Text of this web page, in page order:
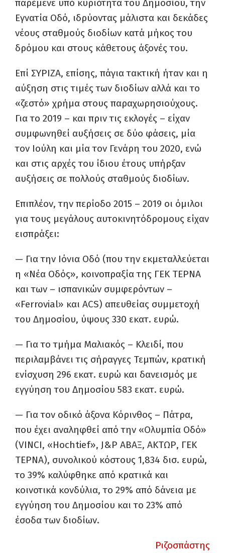
παρέμενε υπό κυριότητα του Δημοσίου, την
Εγνατία Οδό, ιδρύοντας μάλιστα και δεκάδες
νέους σταθμούς διοδίων κατά μήκος του
δρόμου και στους κάθετους άξονές του.
Επί ΣΥΡΙΖΑ, επίσης, πάγια τακτική ήταν και η
αύξηση στις τιμές των διοδίων αλλά και το
«ζεστό» χρήμα στους παραχωρησιούχους.
Για το 2019 – και πριν τις εκλογές – είχαν
συμφωνηθεί αυξήσεις σε δύο φάσεις, μία
τον Ιούλη και μία τον Γενάρη του 2020, ενώ
και στις αρχές του ίδιου έτους υπήρξαν
αυξήσεις σε πολλούς σταθμούς διοδίων.
Επιπλέον, την περίοδο 2015 – 2019 οι όμιλοι
για τους μεγάλους αυτοκινητόδρομους είχαν
εισπράξει:
— Για την Ιόνια Οδό (που την εκμεταλλεύεται
η «Νέα Οδός», κοινοπραξία της ΓΕΚ ΤΕΡΝΑ
και των – ισπανικών συμφερόντων –
«Ferrovial» και ACS) απευθείας συμμετοχή
του Δημοσίου, ύψους 330 εκατ. ευρώ.
— Για το τμήμα Μαλιακός – Κλειδί, που
περιλαμβάνει τις σήραγγες Τεμπών, κρατική
ενίσχυση 296 εκατ. ευρώ και δανεισμός με
εγγύηση του Δημοσίου 583 εκατ. ευρώ.
— Για τον οδικό άξονα Κόρινθος – Πάτρα,
που έχει αναληφθεί από την «Ολυμπία Οδό»
(VINCI, «Hochtief», J&P ΑΒΑΞ, ΑΚΤΩΡ, ΓΕΚ
ΤΕΡΝΑ), συνολικού κόστους 1,834 δισ. ευρώ,
το 39% καλύφθηκε από κρατικά και
κοινοτικά κονδύλια, το 29% από δάνεια με
εγγύηση του Δημοσίου και το 23% από
έσοδα των διοδίων.
Ριζοσπάστης